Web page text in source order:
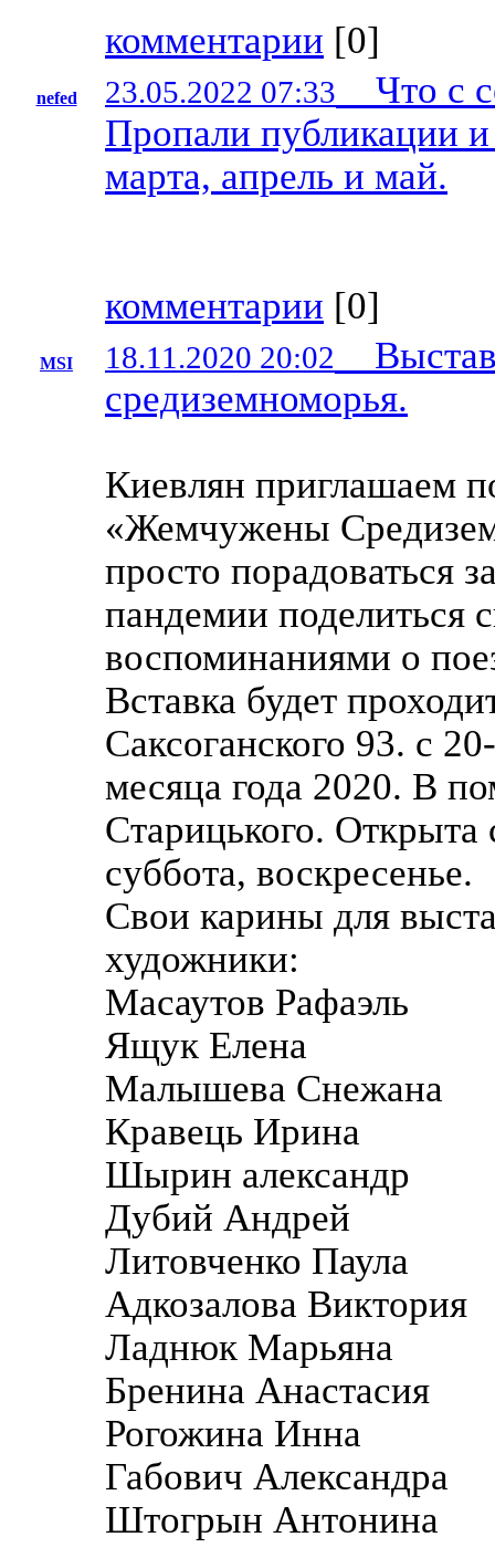
комментарии [0]
nefed 23.05.2022 07:33
Что с
Пропали публикации
марта, апрель и май.
комментарии [0]
MSI 18.11.2020 20:02
средиземноморья.
Киевлян приглашаем
«Жемчужены
просто порадоваться
пандемии поделиться
воспоминаниями о
Вставка будет
Саксоганского 93. с
месяца года 2020. В
Старицького.
суббота, воскресенье.
Свои карины для
художники:
Масаутов Рафаэль
Ящук Елена
Малышева Снежана
Кравець Ирина
Шырин александр
Дубий Андрей
Литовченко Паула
Адкозалова Виктория
Ладнюк Марьяна
Бренина Анастасия
Рогожина Инна
Габович Александра
Штогрын Антонина